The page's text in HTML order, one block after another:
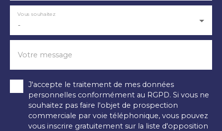
-
Vous souhaitez
Votre message
J'accepte le traitement de mes données
personnelles conformément au RGPD. Si vous ne
souhaitez pas faire l'objet de prospection
commerciale par voie téléphonique, vous pouvez
vous inscrire gratuitement sur la liste d'opposition